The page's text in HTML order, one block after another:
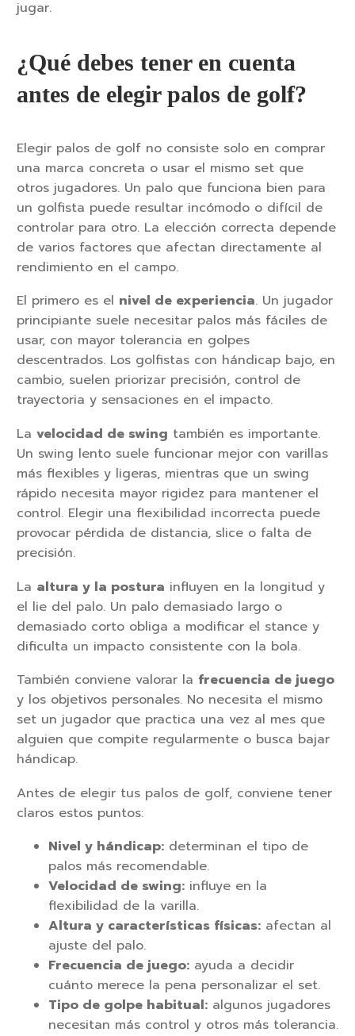
jugar.
¿Qué debes tener en cuenta
antes de elegir palos de golf?
Elegir palos de golf no consiste solo en comprar
una marca concreta o usar el mismo set que
otros jugadores. Un palo que funciona bien para
un golfista puede resultar incómodo o difícil de
controlar para otro. La elección correcta depende
de varios factores que afectan directamente al
rendimiento en el campo.
El primero es el nivel de experiencia. Un jugador
principiante suele necesitar palos más fáciles de
usar, con mayor tolerancia en golpes
descentrados. Los golfistas con hándicap bajo, en
cambio, suelen priorizar precisión, control de
trayectoria y sensaciones en el impacto.
La velocidad de swing también es importante.
Un swing lento suele funcionar mejor con varillas
más flexibles y ligeras, mientras que un swing
rápido necesita mayor rigidez para mantener el
control. Elegir una flexibilidad incorrecta puede
provocar pérdida de distancia, slice o falta de
precisión.
La altura y la postura influyen en la longitud y
el lie del palo. Un palo demasiado largo o
demasiado corto obliga a modificar el stance y
dificulta un impacto consistente con la bola.
También conviene valorar la frecuencia de juego
y los objetivos personales. No necesita el mismo
set un jugador que practica una vez al mes que
alguien que compite regularmente o busca bajar
hándicap.
Antes de elegir tus palos de golf, conviene tener
claros estos puntos:
Nivel y hándicap: determinan el tipo de
palos más recomendable.
Velocidad de swing: influye en la
flexibilidad de la varilla.
Altura y características físicas: afectan al
ajuste del palo.
Frecuencia de juego: ayuda a decidir
cuánto merece la pena personalizar el set.
Tipo de golpe habitual: algunos jugadores
necesitan más control y otros más tolerancia.